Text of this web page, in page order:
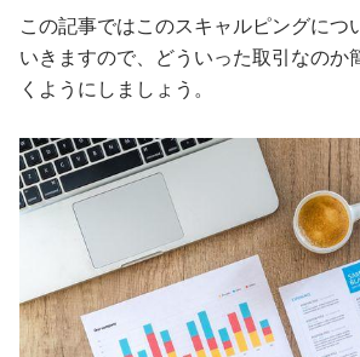
この記事ではこのスキャルピングにつ
いきますので、どういった取引なのか
くようにしましょう。